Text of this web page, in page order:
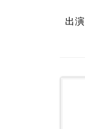
出演